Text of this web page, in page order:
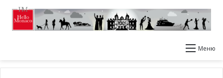
Меню